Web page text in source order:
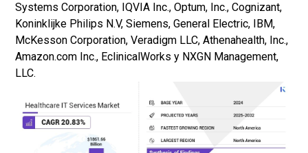
Systems Corporation, IQVIA Inc., Optum, Inc., Cognizant,
Koninklijke Philips N.V, Siemens, General Electric, IBM,
McKesson Corporation, Veradigm LLC, Athenahealth, Inc.,
Amazon.com Inc., EclinicalWorks y NXGN Management,
LLC.